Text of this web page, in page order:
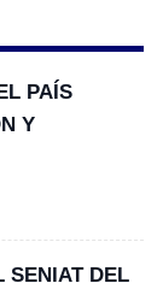
PAÍS
Y
SENIAT DEL